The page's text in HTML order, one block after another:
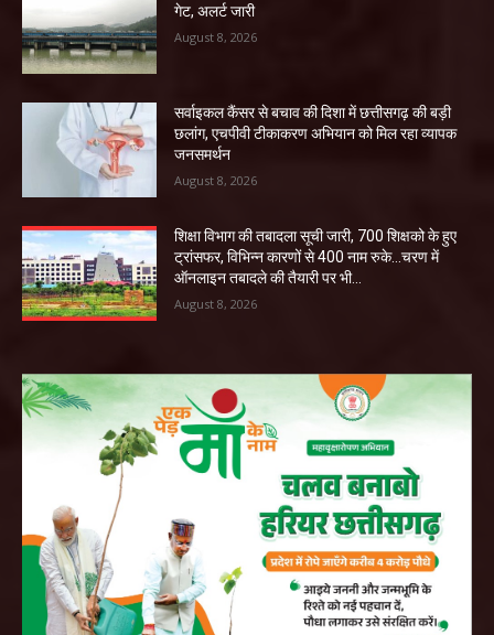
गेट, अलर्ट जारी
August 8, 2026
सर्वाइकल कैंसर से बचाव की दिशा में छत्तीसगढ़ की बड़ी
छलांग, एचपीवी टीकाकरण अभियान को मिल रहा व्यापक
जनसमर्थन
August 8, 2026
शिक्षा विभाग की तबादला सूची जारी, 700 शिक्षको के हुए
ट्रांसफर, विभिन्न कारणों से 400 नाम रुके…चरण में
ऑनलाइन तबादले की तैयारी पर भी...
August 8, 2026